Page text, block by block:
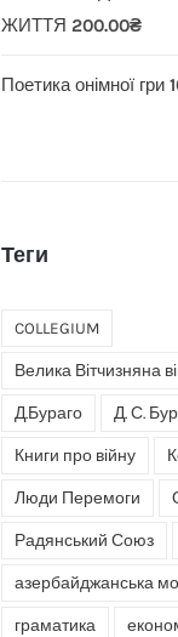
ЖИТТЯ 200.00₴
Поетика онімної гри
Теги
COLLEGIUM
Велика Вітчизняна
Д.Бураго Д. С.
Книги про війну
Люди Перемоги
Радянський Союз
азербайджанська
граматика